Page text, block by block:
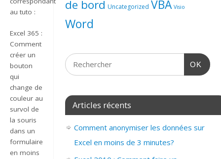
au tuto :
Excel 365 :
Comment
créer un
bouton
qui
change de
couleur au
survol de
la souris
dans un
formulaire
en moins
de bord Uncategorized VBA Visio
Word
OK
Articles récents
Comment anonymiser les données sur
Excel en moins de 3 minutes?